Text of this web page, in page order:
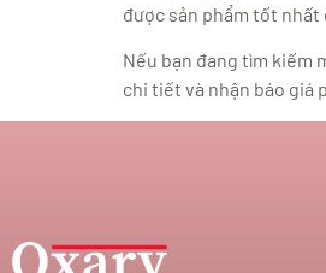
được sản phẩm tốt nhất
Nếu bạn đang tìm kiếm
chi tiết và nhận báo giá